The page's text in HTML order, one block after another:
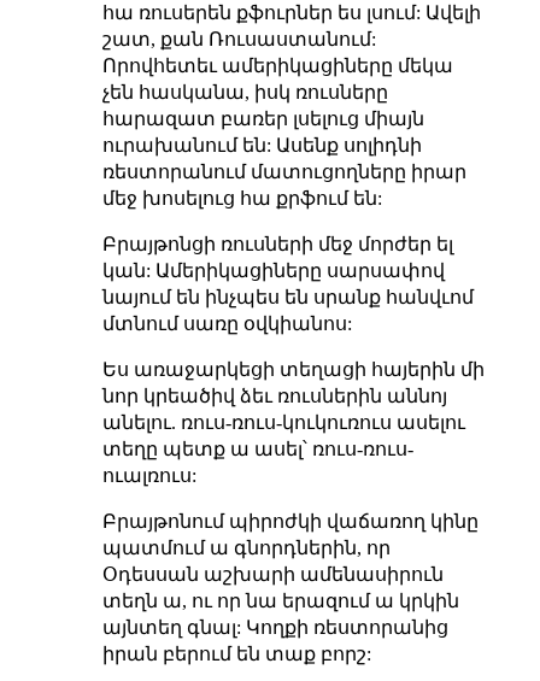
հա ռուսերեն քֆուրներ ես լսում: Ավելի
շատ, քան Ռուսաստանում:
Որովհետեւ ամերիկացիները մեկա
չեն հասկանա, իսկ ռուսները
հարազատ բառեր լսելուց միայն
ուրախանում են: Ասենք սոլիդնի
ռեստորանում մատուցողները իրար
մեջ խոսելուց հա քրֆում են:
Բրայթոնցի ռուսների մեջ մորժեր ել
կան: Ամերիկացիները սարսափով
նայում են ինչպես են սրանք հանվւոմ
մտնում սառը օվկիանոս:
Ես առաջարկեցի տեղացի հայերին մի
նոր կրեածիվ ձեւ ռուսներին աննոյ
անելու. ռուս-ռուս-կուկուռուս ասելու
տեղը պետք ա ասել՝ ռուս-ռուս-
ուալռուս:
Բրայթոնում պիրոժկի վաճառող կինը
պատմում ա գնորդներին, որ
Օդեսսան աշխարի ամենասիրուն
տեղն ա, ու որ նա երազում ա կրկին
այնտեղ գնալ: Կողքի ռեստորանից
իրան բերում են տաք բորշ: